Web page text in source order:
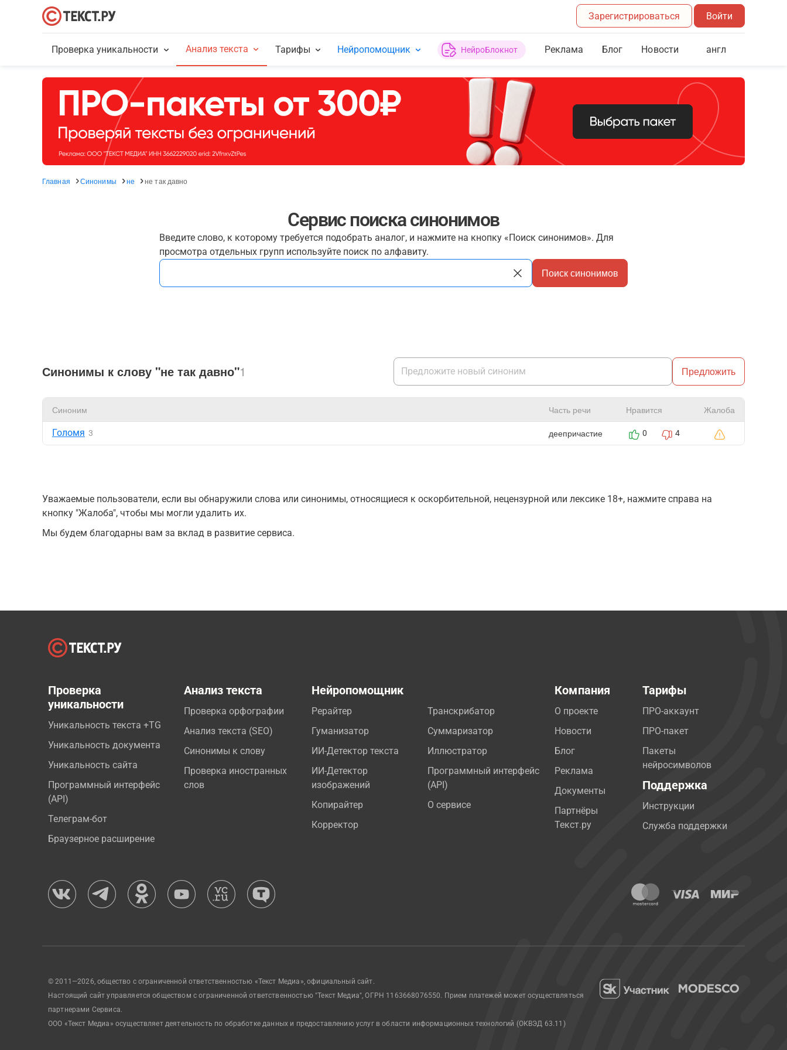
Зарегистрироваться Войти
Проверка уникальности Анализ текста Тарифы Нейропомощник НейроБлокнот Реклама Блог Новости англ
Главная Синонимы не не так давно
Сервис поиска синонимов
Введите слово, к которому требуется подобрать аналог, и нажмите на кнопку «Поиск синонимов». Для
просмотра отдельных групп используйте поиск по алфавиту.
Поиск синонимов
Синонимы к слову "не так давно"1 Предложить
Синоним Часть речи Нравится Жалоба
Голомя 3 деепричастие 0 4
Уважаемые пользователи, если вы обнаружили слова или синонимы, относящиеся к оскорбительной, нецензурной или лексике 18+, нажмите справа на
кнопку "Жалоба", чтобы мы могли удалить их.
Мы будем благодарны вам за вклад в развитие сервиса.
Проверка
уникальности
Уникальность текста +TG
Уникальность документа
Уникальность сайта
Программный интерфейс
(API)
Телеграм-бот
Браузерное расширение
Анализ текста
Проверка орфографии
Анализ текста (SEO)
Синонимы к слову
Проверка иностранных
слов
Нейропомощник
Рерайтер
Гуманизатор
ИИ-Детектор текста
ИИ-Детектор
изображений
Копирайтер
Корректор
Транскрибатор
Суммаризатор
Иллюстратор
Программный интерфейс
(API)
О сервисе
Компания
О проекте
Новости
Блог
Реклама
Документы
Партнёры
Текст.ру
Тарифы
ПРО-аккаунт
ПРО-пакет
Пакеты
нейросимволов
Поддержка
Инструкции
Служба поддержки
© 2011—2026, общество с ограниченной ответственностью «Текст Медиа», официальный сайт.
Настоящий сайт управляется обществом с ограниченной ответственностью "Текст Медиа", ОГРН 1163668076550. Прием платежей может осуществляться
партнерами Сервиса.
ООО «Текст Медиа» осуществляет деятельность по обработке данных и предоставлению услуг в области информационных технологий (ОКВЭД 63.11)